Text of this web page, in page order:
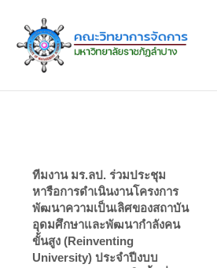
content
ทีมงาน มร.ลป. ร่วมประชุม
หารือการดำเนินงานโครงการ
พัฒนาความเป็นเลิศของสถาบัน
อุดมศึกษาและพัฒนากำลังคน
ขั้นสูง (Reinventing
University) ประจำปีงบบ